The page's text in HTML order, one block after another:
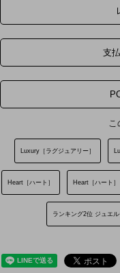
支
こ
Luxury［ラグジュアリー］
Heart［ハート］ Heart［ハート］
ランキング2位 ジュエ